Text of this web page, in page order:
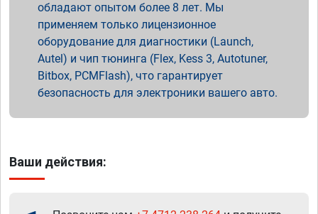
обладают опытом более 8 лет. Мы
применяем только лицензионное
оборудование для диагностики (Launch,
Autel) и чип тюнинга (Flex, Kess 3, Autotuner,
Bitbox, PCMFlash), что гарантирует
безопасность для электроники вашего авто.
Ваши действия: